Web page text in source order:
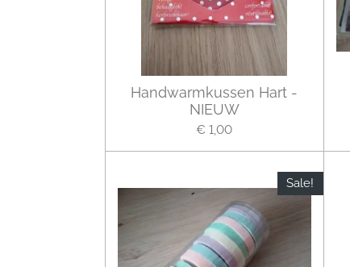
Handwarmkussen Hart -
NIEUW
€ 1,00
Sale!